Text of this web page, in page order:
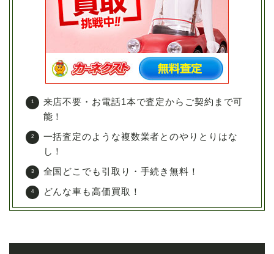
来店不要・お電話1本で査定からご契約まで可
能！
一括査定のような複数業者とのやりとりはな
し！
全国どこでも引取り・手続き無料！
どんな車も高価買取！